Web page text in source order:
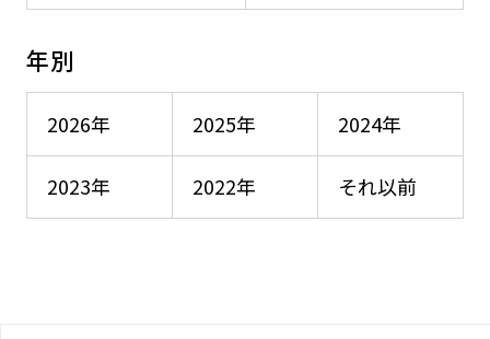
年別
2026年 2025年 2024年
2023年 2022年 それ以前